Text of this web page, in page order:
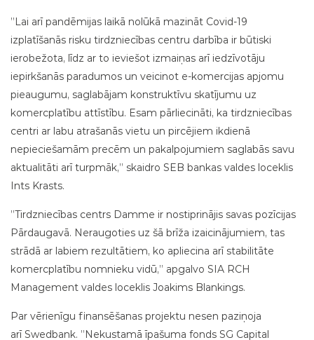
”Lai arī pandēmijas laikā nolūkā mazināt Covid-19
izplatīšanās risku tirdzniecības centru darbība ir būtiski
ierobežota, līdz ar to ieviešot izmaiņas arī iedzīvotāju
iepirkšanās paradumos un veicinot e-komercijas apjomu
pieaugumu, saglabājam konstruktīvu skatījumu uz
komercplatību attīstību. Esam pārliecināti, ka tirdzniecības
centri ar labu atrašanās vietu un pircējiem ikdienā
nepieciešamām precēm un pakalpojumiem saglabās savu
aktualitāti arī turpmāk,” skaidro SEB bankas valdes loceklis
Ints Krasts.
”Tirdzniecības centrs Damme ir nostiprinājis savas pozīcijas
Pārdaugavā. Neraugoties uz šā brīža izaicinājumiem, tas
strādā ar labiem rezultātiem, ko apliecina arī stabilitāte
komercplatību nomnieku vidū,” apgalvo SIA RCH
Management valdes loceklis Joakims Blankings.
Par vērienīgu finansēšanas projektu nesen paziņoja
arī Swedbank. ”Nekustamā īpašuma fonds SG Capital